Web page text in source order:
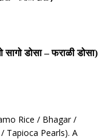
सागो डोसा–फराळी डोसा)
Rice / Bhagar /
Tapioca Pearls). A